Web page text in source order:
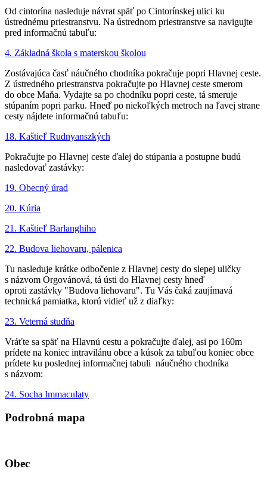
Od cintorína nasleduje návrat späť po Cintorínskej ulici ku
ústrednému priestranstvu. Na ústrednom priestranstve sa navigujte
pred informačnú tabuľu:
4. Základná škola s materskou školou
Zostávajúca časť náučného chodníka pokračuje popri Hlavnej ceste.
Z ústredného priestranstva pokračujte po Hlavnej ceste smerom
do obce Maňa. Vydajte sa po chodníku popri ceste, tá smeruje
stúpaním popri parku. Hneď po niekoľkých metroch na ľavej strane
cesty nájdete informačnú tabuľu:
18. Kaštieľ Rudnyanszkých
Pokračujte po Hlavnej ceste ďalej do stúpania a postupne budú
nasledovať zastávky:
19. Obecný úrad
20. Kúria
21. Kaštieľ Barlanghiho
22. Budova liehovaru, pálenica
Tu nasleduje krátke odbočenie z Hlavnej cesty do slepej uličky
s názvom Orgovánová, tá ústi do Hlavnej cesty hneď
oproti zastávky "Budova liehovaru". Tu Vás čaká zaujímavá
technická pamiatka, ktorú vidieť už z diaľky:
23. Veterná studňa
Vráťte sa späť na Hlavnú cestu a pokračujte ďalej, asi po 160m
prídete na koniec intravilánu obce a kúsok za tabuľou koniec obce
prídete ku poslednej informačnej tabuli náučného chodníka
s názvom:
24. Socha Immaculaty
Podrobná mapa
Obec